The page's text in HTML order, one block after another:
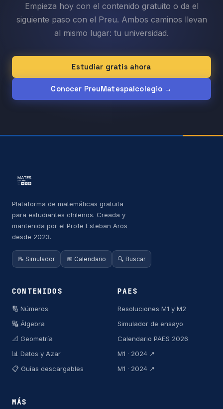
Empieza hoy con el contenido gratuito o da el
siguiente paso con el Preu. Ambos caminos llevan
al mismo lugar: tu universidad.
Estudiar gratis ahora
Conocer PreuMatespalcolegio →
Plataforma de matemáticas gratuita
para estudiantes chilenos. Creada y
mantenida por el Profe Esteban Aros
desde 2023.
📝 Simulador 📅 Calendario 🔍 Buscar
CONTENIDOS
🔢 Números
🔣 Álgebra
📐 Geometría
📊 Datos y Azar
📋 Guías descargables
PAES
Resoluciones M1 y M2
Simulador de ensayo
Calendario PAES 2026
M1 · 2024 ↗
M1 · 2024 ↗
MÁS